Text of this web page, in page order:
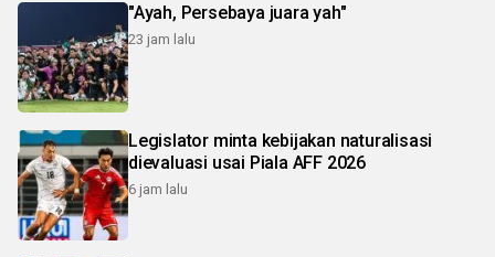
"Ayah, Persebaya juara yah"
23 jam lalu
Legislator minta kebijakan naturalisasi
dievaluasi usai Piala AFF 2026
6 jam lalu